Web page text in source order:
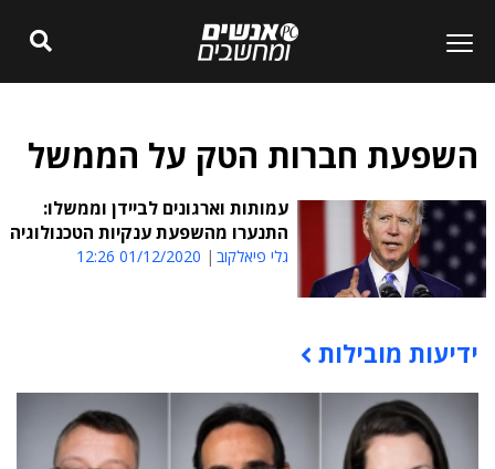
השפעת חברות הטק על הממשל
עמותות וארגונים לביידן וממשלו:
התנערו מהשפעת ענקיות הטכנולוגיה
גלי פיאלקוב 01/12/2020 12:26
תוכן פרסומי
ידיעות מובילות